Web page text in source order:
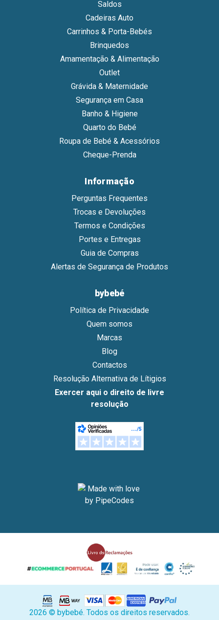
Saldos
Cadeiras Auto
Carrinhos & Porta-Bebés
Brinquedos
Amamentação & Alimentação
Outlet
Grávida & Maternidade
Segurança em Casa
Banho & Higiene
Quarto do Bebé
Roupa de Bebé & Acessórios
Cheque-Prenda
Informação
Perguntas Frequentes
Trocas e Devoluções
Termos e Condições
Portes e Entregas
Guia de Compras
Alertas de Segurança de Produtos
bybebé
Política de Privacidade
Quem somos
Marcas
Blog
Contactos
Resolução Alternativa de Lítigios
Exercer aqui o direito de livre
resolução
2026 © bybebé. Todos os direitos reservados.